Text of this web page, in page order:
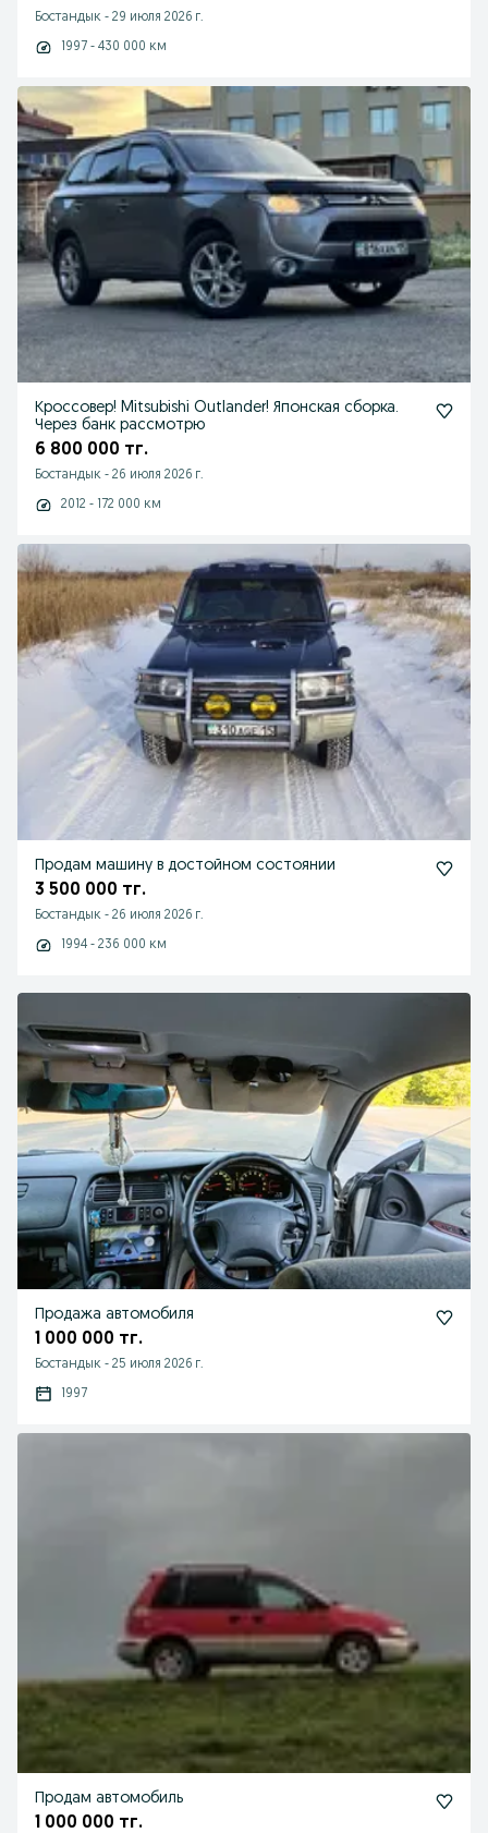
Бостандык - 29 июля 2026 г.
1997 - 430 000 км
Кроссовер! Mitsubishi Outlander! Японская сборка.
Через банк рассмотрю
6 800 000 тг.
Бостандык - 26 июля 2026 г.
2012 - 172 000 км
Продам машину в достойном состоянии
3 500 000 тг.
Бостандык - 26 июля 2026 г.
1994 - 236 000 км
Продажа автомобиля
1 000 000 тг.
Бостандык - 25 июля 2026 г.
1997
Продам автомобиль
1 000 000 тг.